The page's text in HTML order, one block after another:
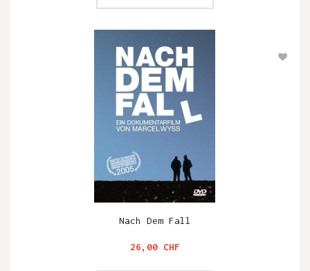
Nach Dem Fall
Prix
26,00 CHF